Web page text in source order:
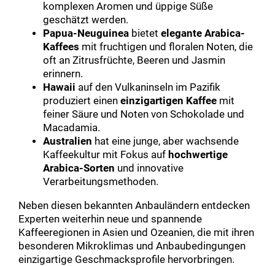
komplexen Aromen und üppige Süße
geschätzt werden.
Papua-Neuguinea bietet elegante Arabica-
Kaffees mit fruchtigen und floralen Noten, die
oft an Zitrusfrüchte, Beeren und Jasmin
erinnern.
Hawaii auf den Vulkaninseln im Pazifik
produziert einen einzigartigen Kaffee mit
feiner Säure und Noten von Schokolade und
Macadamia.
Australien hat eine junge, aber wachsende
Kaffeekultur mit Fokus auf hochwertige
Arabica-Sorten und innovative
Verarbeitungsmethoden.
Neben diesen bekannten Anbauländern entdecken
Experten weiterhin neue und spannende
Kaffeeregionen in Asien und Ozeanien, die mit ihren
besonderen Mikroklimas und Anbaubedingungen
einzigartige Geschmacksprofile hervorbringen.